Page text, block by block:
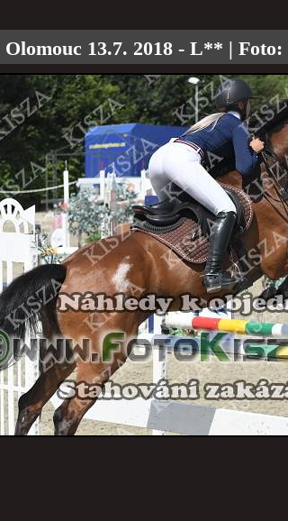
Olomouc 13.7. 2018 - L** | Foto: